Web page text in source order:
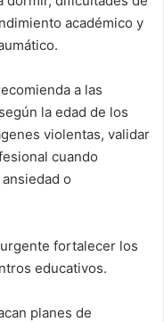
académico y
a las
la edad de los
violentas, validar
cuando
o
fortalecer los
educativos.
planes de